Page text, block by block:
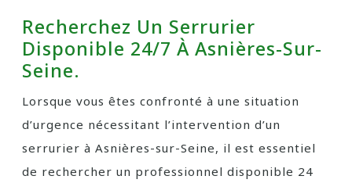
Recherchez Un Serrurier
Disponible 24/7 À Asnières-Sur-
Seine.
Lorsque vous êtes confronté à une situation
d’urgence nécessitant l’intervention d’un
serrurier à Asnières-sur-Seine, il est essentiel
de rechercher un professionnel disponible 24